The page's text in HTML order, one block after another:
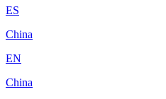
ES
China
EN
China